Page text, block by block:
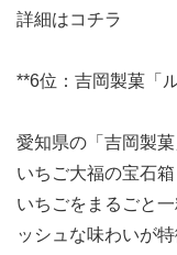
詳細はコチラ
**6位：吉岡製菓「
愛知県の「吉岡製
いちご大福の宝石
いちごをまるごと
ッシュな味わいが